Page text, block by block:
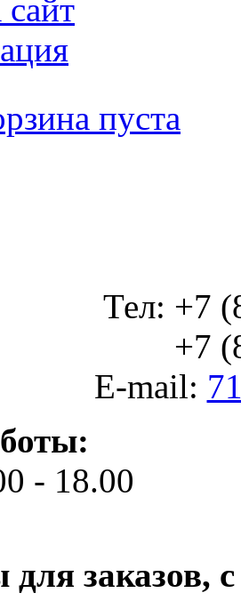
пуста
Тел: +7
+7
E-mail:
- 18.00
заказов,